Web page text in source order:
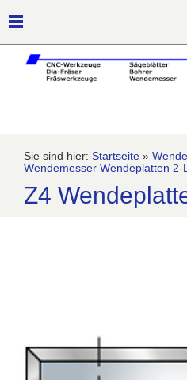
Sie sind hier: Startseite »
Wendemesser Wendeplatten 2-
Z4